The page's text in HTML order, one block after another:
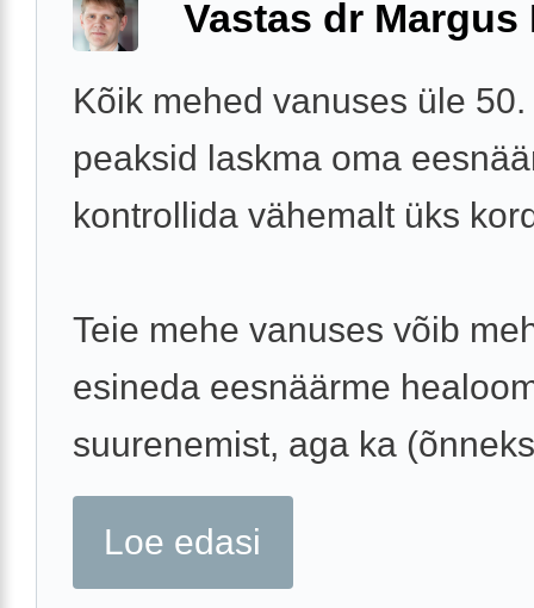
Vastas dr Margus
Kõik mehed vanuses üle
peaksid laskma oma
kontrollida vähemalt üks
Teie mehe vanuses võib
esineda eesnäärme
suurenemist, aga ka
Loe edasi